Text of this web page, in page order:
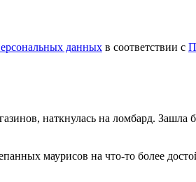
данных в соответствии с
наткнулась на ломбард.
маурисов на что-то более